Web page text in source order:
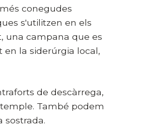
conegudes
s'utilitzen en els
una campana que es
la siderúrgia local,
de descàrrega,
També podem
sostrada.